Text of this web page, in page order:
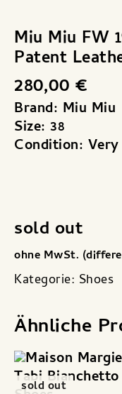
Miu Miu FW
Patent
280,00 €
Brand: Miu Miu
Size: 38
Condition:
sold out
ohne MwSt.
Kategorie: Shoes
Ähnliche
sold out